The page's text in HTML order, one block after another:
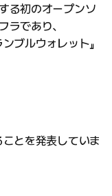
る初のオープンソ
ラであり、
ブルウォレット』
とを発表していま